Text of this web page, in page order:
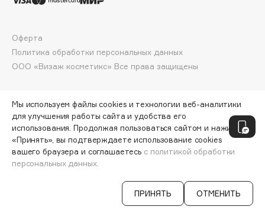
Divage
Dolomit
Dorco
Dr.Althea
Dr.Ceuracle
Dr.Jart+
DSD de Luxe
ДОБАВИТЬ В КОРЗИНУ
ООО «Визаж косметикс» Все права защищены
Оферта
Политика обработки персональных данных
Мы используем файлы cookies и технологии веб-аналитики
для улучшения работы сайта и удобства его
использования. Продолжая пользоваться сайтом и нажимая
«Принять», вы подтверждаете использование cookies
вашего браузера и соглашаетесь с политикой обработки
персональных данных.
ПРИНЯТЬ ОТМЕНИТЬ